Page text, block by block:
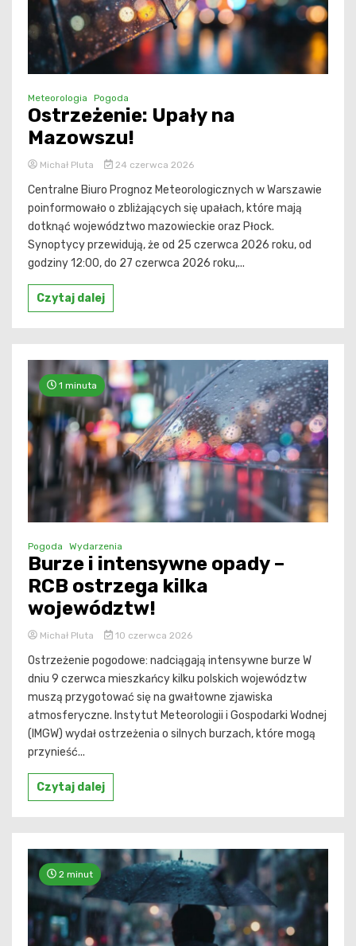
Meteorologia Pogoda
Ostrzeżenie: Upały na
Mazowszu!
Michał Pluta 24 czerwca 2026
Centralne Biuro Prognoz Meteorologicznych w Warszawie
poinformowało o zbliżających się upałach, które mają
dotknąć województwo mazowieckie oraz Płock.
Synoptycy przewidują, że od 25 czerwca 2026 roku, od
godziny 12:00, do 27 czerwca 2026 roku,...
Czytaj dalej
1 minuta
Pogoda Wydarzenia
Burze i intensywne opady –
RCB ostrzega kilka
województw!
Michał Pluta 10 czerwca 2026
Ostrzeżenie pogodowe: nadciągają intensywne burze W
dniu 9 czerwca mieszkańcy kilku polskich województw
muszą przygotować się na gwałtowne zjawiska
atmosferyczne. Instytut Meteorologii i Gospodarki Wodnej
(IMGW) wydał ostrzeżenia o silnych burzach, które mogą
przynieść...
Czytaj dalej
2 minut